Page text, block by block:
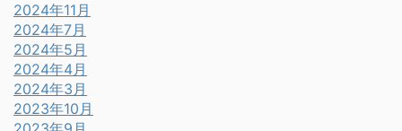
2024年11月
2024年7月
2024年5月
2024年4月
2024年3月
2023年10月